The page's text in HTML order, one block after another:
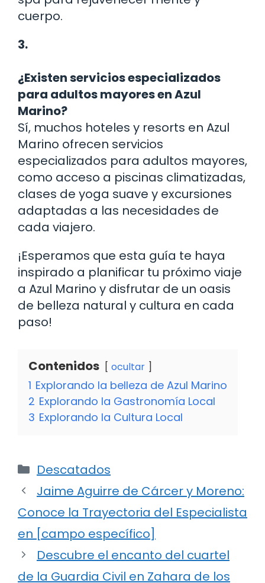
cuerpo.
3.
¿Existen servicios especializados
para adultos mayores en Azul
Marino?
Sí, muchos hoteles y resorts en Azul
Marino ofrecen servicios
especializados para adultos mayores,
como acceso a piscinas climatizadas,
clases de yoga suave y excursiones
adaptadas a las necesidades de
cada viajero.
¡Esperamos que esta guía te haya
inspirado a planificar tu próximo viaje
a Azul Marino y disfrutar de un oasis
de belleza natural y cultura en cada
paso!
Contenidos ocultar
1 Explorando la belleza de Azul Marino
2 Explorando la Gastronomía Local
3 Explorando la Cultura Local
Categorías
Descatados
Jaime Aguirre de Cárcer y Moreno:
Conoce la Trayectoria del Especialista
en [campo específico]
Descubre el encanto del cuartel
de la Guardia Civil en Zahara de los